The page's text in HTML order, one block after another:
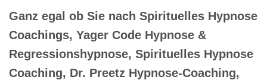
Ganz egal ob Sie nach Spirituelles Hypnose
Coachings, Yager Code Hypnose &
Regressionshypnose, Spirituelles Hypnose
Coaching, Dr. Preetz Hypnose-Coaching,